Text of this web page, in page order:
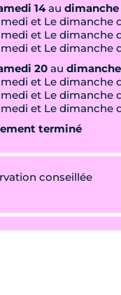
14au dimanche
et Le dimanche
et Le dimanche
et Le dimanche
20 au
et Le dimanche
et Le dimanche
et Le dimanche
terminé
conseillée